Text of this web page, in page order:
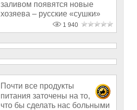
заливом появятся новые
хозяева – русские «сушки»
1 940
Почти все продукты
питания заточены на то,
что бы сделать нас больными